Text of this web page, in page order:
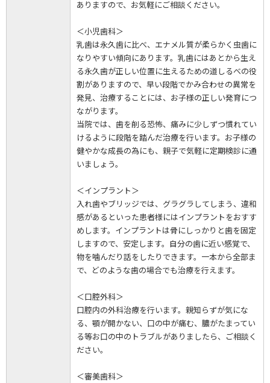
ありますので、お気軽にご相談ください。
＜小児歯科＞
乳歯は永久歯に比べ、エナメル質が柔らかく虫歯に
なりやすい傾向にあります。乳歯にはあとから生え
る永久歯が正しい位置に生えるための道しるべの役
割がありますので、早い段階でかみ合わせの異常を
発見、治療することには、お子様の正しい発育につ
ながります。
当院では、歯を削る恐怖、痛みに少しずつ慣れてい
けるように段階を踏んだ治療を行います。お子様の
健やかな成長の為にも、親子で気軽に定期検診に通
いましょう。
＜インプラント＞
入れ歯やブリッジでは、グラグラしてしまう、違和
感があるといった患者様にはインプラントをおすす
めします。インプラントは骨にしっかりと歯を固定
しますので、安定します。自分の歯に近い感覚で、
物を噛んだり話をしたりできます。一本から全部ま
で、どのような歯の場合でも治療を行えます。
＜口腔外科＞
口腔内の外科治療を行います。親知らずが気にな
る、顎が開かない、口の中が痛む、膿がたまってい
る等お口の中のトラブルがありましたら、ご相談く
ださい。
＜審美歯科＞